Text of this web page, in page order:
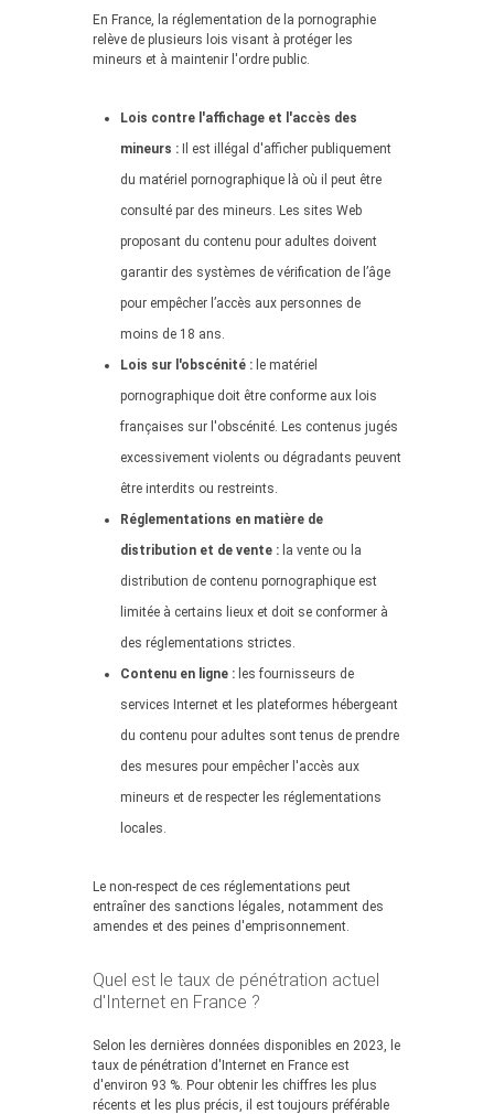
En France, la réglementation de la pornographie
relève de plusieurs lois visant à protéger les
mineurs et à maintenir l'ordre public.
Lois contre l'affichage et l'accès des
mineurs : Il est illégal d'afficher publiquement
du matériel pornographique là où il peut être
consulté par des mineurs. Les sites Web
proposant du contenu pour adultes doivent
garantir des systèmes de vérification de l’âge
pour empêcher l’accès aux personnes de
moins de 18 ans.
Lois sur l'obscénité : le matériel
pornographique doit être conforme aux lois
françaises sur l'obscénité. Les contenus jugés
excessivement violents ou dégradants peuvent
être interdits ou restreints.
Réglementations en matière de
distribution et de vente : la vente ou la
distribution de contenu pornographique est
limitée à certains lieux et doit se conformer à
des réglementations strictes.
Contenu en ligne : les fournisseurs de
services Internet et les plateformes hébergeant
du contenu pour adultes sont tenus de prendre
des mesures pour empêcher l'accès aux
mineurs et de respecter les réglementations
locales.
Le non-respect de ces réglementations peut
entraîner des sanctions légales, notamment des
amendes et des peines d'emprisonnement.
Quel est le taux de pénétration actuel
d'Internet en France ?
Selon les dernières données disponibles en 2023, le
taux de pénétration d'Internet en France est
d'environ 93 %. Pour obtenir les chiffres les plus
récents et les plus précis, il est toujours préférable